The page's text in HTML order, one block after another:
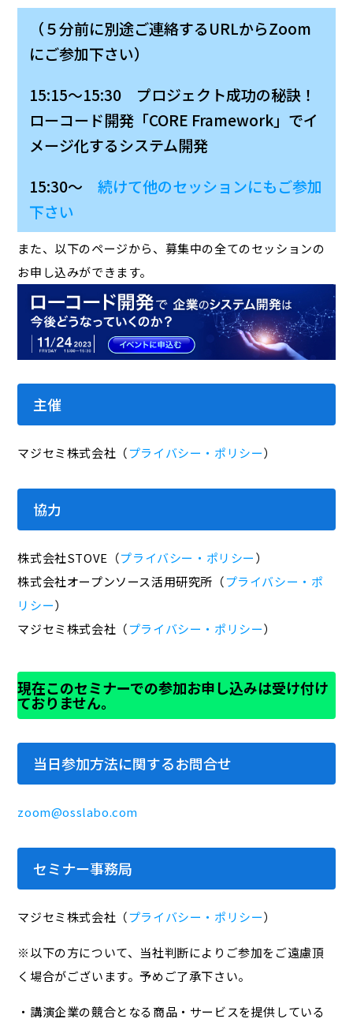
（５分前に別途ご連絡するURLからZoom
にご参加下さい）
15:15～15:30 プロジェクト成功の秘訣！
ローコード開発「CORE Framework」でイ
メージ化するシステム開発
15:30～続けて他のセッションにもご参加
下さい
また、以下のページから、募集中の全てのセッションの
お申し込みができます。
主催
マジセミ株式会社（プライバシー・ポリシー）
協力
株式会社STOVE（プライバシー・ポリシー）
株式会社オープンソース活用研究所（プライバシー・ポ
リシー）
マジセミ株式会社（プライバシー・ポリシー）
現在このセミナーでの参加お申し込みは受け付け
ておりません。
当日参加方法に関するお問合せ
zoom@osslabo.com
セミナー事務局
マジセミ株式会社（プライバシー・ポリシー）
※以下の方について、当社判断によりご参加をご遠慮頂
く場合がございます。予めご了承下さい。
・講演企業の競合となる商品・サービスを提供している